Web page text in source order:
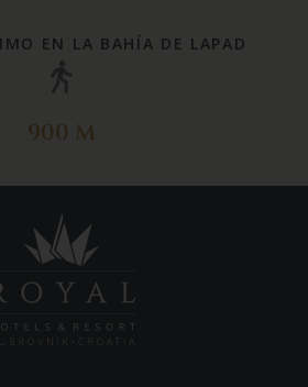
EN LA BAHÍA DE LAPAD
900 M